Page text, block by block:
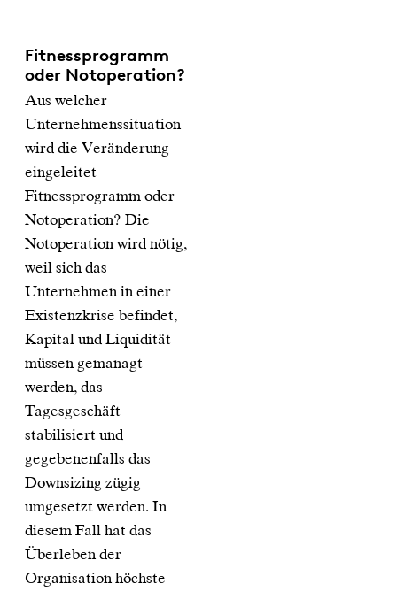
Fitnessprogramm
oder Notoperation?
Aus welcher
Unternehmenssituation
wird die Veränderung
eingeleitet –
Fitnessprogramm oder
Notoperation? Die
Notoperation wird nötig,
weil sich das
Unternehmen in einer
Existenzkrise befindet,
Kapital und Liquidität
müssen gemanagt
werden, das
Tagesgeschäft
stabilisiert und
gegebenenfalls das
Downsizing zügig
umgesetzt werden. In
diesem Fall hat das
Überleben der
Organisation höchste